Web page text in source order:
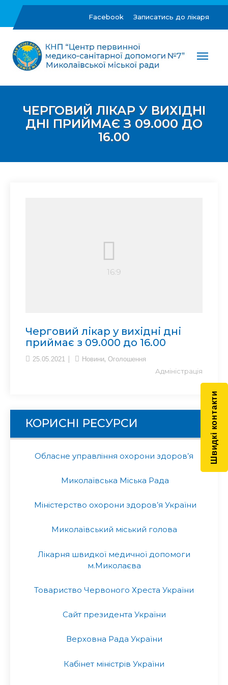
content
Facebook Записатись до лікаря
ЦПМСД №7 м.Миколаїв
первинної медико-санітарної допомоги №7"
ЧЕРГОВИЙ ЛІКАР У ВИХІДНІ
ДНІ ПРИЙМАЄ З 09.000 ДО
16.00
Черговий лікар у вихідні дні
приймає з 09.000 до 16.00
25.05.2021 Новини, Оголошення
Адміністрація
КОРИСНІ РЕСУРСИ
Обласне управління охорони здоров’я
Миколаївська Міська Рада
Міністерство охорони здоров’я України
Миколаївський міський голова
Лікарня швидкої медичної допомоги
м.Миколаєва
Товариство Червоного Хреста України
Сайт президента України
Верховна Рада України
Кабінет міністрів України
Швидкі контакти